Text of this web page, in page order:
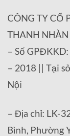
CÔNG TY CỔ
THANH NHÀN
– Số
– 2018 || Tại
Nội
– Địa chỉ: LK-
Bình, Phường